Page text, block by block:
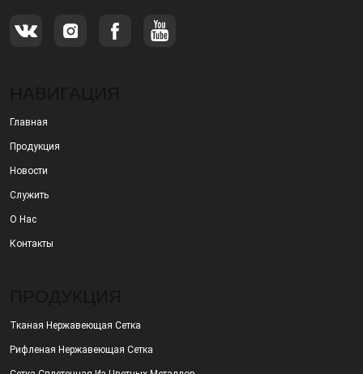
Главная
Продукция
Новости
Служить
О Нас
Контакты
Тканая Нержавеющая Сетка
Рифленая Нержавеющая Сетка